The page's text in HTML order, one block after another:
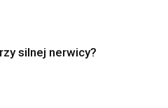
silnej nerwicy?